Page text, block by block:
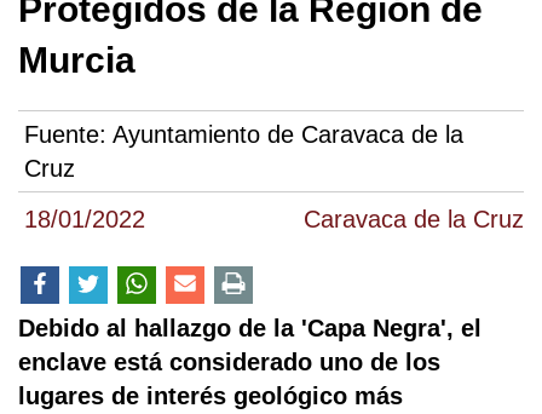
18/01/2022 Caravaca de la Cruz
Protegidos de la Región de
Murcia
Fuente: Ayuntamiento de Caravaca de la
Cruz
Debido al hallazgo de la 'Capa Negra', el
enclave está considerado uno de los
lugares de interés geológico más